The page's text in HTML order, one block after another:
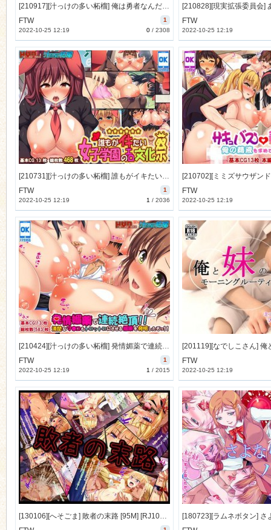
[210917][汁っけの多い柘榴] 俺は勇者なんだから女は黙って抱かれてろ [497M] [RJ338928]
1
FTW
0/ 2308
2022-10-25 12:19
FTW
2022-10-25 12:19
[210731][汁っけの多い柘榴] 誰もがイキたい女子学園のエロ文化祭 [458M] [RJ332926]
1
FTW
1 / 2036
2022-10-25 12:19
FTW
2022-10-25 12:19
[210424][汁っけの多い柘榴] 発情媚薬で連続絶頂! 清楚なマンコもトロットロにさせる媚薬を発明したぞっ! [541M] [RJ324162]
1
FTW
1 / 2015
2022-10-25 12:19
FTW
2022-10-25 12:19
[130106][へそごま] 敗者の末路 [95M] [RJ108642]